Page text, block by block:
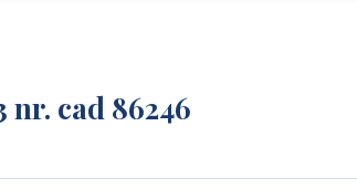
nr. cad 86246